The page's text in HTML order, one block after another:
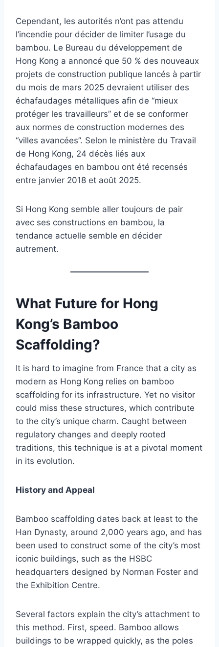
Cependant, les autorités n’ont pas attendu
l’incendie pour décider de limiter l’usage du
bambou. Le Bureau du développement de
Hong Kong a annoncé que 50 % des nouveaux
projets de construction publique lancés à partir
du mois de mars 2025 devraient utiliser des
échafaudages métalliques afin de “mieux
protéger les travailleurs” et de se conformer
aux normes de construction modernes des
“villes avancées”. Selon le ministère du Travail
de Hong Kong, 24 décès liés aux
échafaudages en bambou ont été recensés
entre janvier 2018 et août 2025.
Si Hong Kong semble aller toujours de pair
avec ses constructions en bambou, la
tendance actuelle semble en décider
autrement.
What Future for Hong
Kong’s Bamboo
Scaffolding?
It is hard to imagine from France that a city as
modern as Hong Kong relies on bamboo
scaffolding for its infrastructure. Yet no visitor
could miss these structures, which contribute
to the city’s unique charm. Caught between
regulatory changes and deeply rooted
traditions, this technique is at a pivotal moment
in its evolution.
History and Appeal
Bamboo scaffolding dates back at least to the
Han Dynasty, around 2,000 years ago, and has
been used to construct some of the city’s most
iconic buildings, such as the HSBC
headquarters designed by Norman Foster and
the Exhibition Centre.
Several factors explain the city’s attachment to
this method. First, speed. Bamboo allows
buildings to be wrapped quickly, as the poles